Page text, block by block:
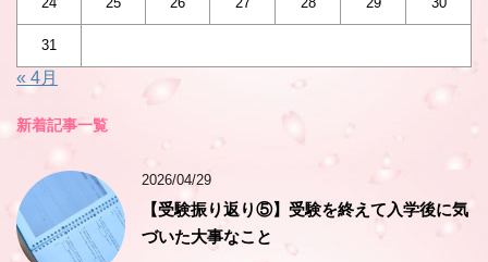
31
« 4月
新着記事一覧
2026/04/29
【受験振り返り⑤】受験を終えて入学後に気
づいた大事なこと